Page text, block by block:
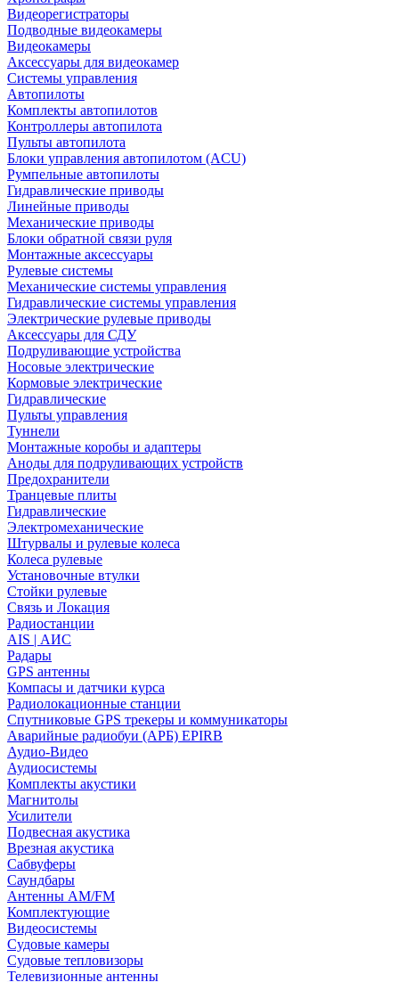
Видеорегистраторы
Подводные видеокамеры
Видеокамеры
Аксессуары для видеокамер
Системы управления
Автопилоты
Комплекты автопилотов
Контроллеры автопилота
Пульты автопилота
Блоки управления автопилотом (ACU)
Румпельные автопилоты
Гидравлические приводы
Линейные приводы
Механические приводы
Блоки обратной связи руля
Монтажные аксессуары
Рулевые системы
Механические системы управления
Гидравлические системы управления
Электрические рулевые приводы
Аксессуары для СДУ
Подруливающие устройства
Носовые электрические
Кормовые электрические
Гидравлические
Пульты управления
Туннели
Монтажные коробы и адаптеры
Аноды для подруливающих устройств
Предохранители
Транцевые плиты
Гидравлические
Электромеханические
Штурвалы и рулевые колеса
Колеса рулевые
Установочные втулки
Стойки рулевые
Связь и Локация
Радиостанции
AIS | АИС
Радары
GPS антенны
Компасы и датчики курса
Радиолокационные станции
Спутниковые GPS трекеры и коммуникаторы
Аварийные радиобуи (АРБ) EPIRB
Аудио-Видео
Аудиосистемы
Комплекты акустики
Магнитолы
Усилители
Подвесная акустика
Врезная акустика
Сабвуферы
Саундбары
Антенны AM/FM
Комплектующие
Видеосистемы
Судовые камеры
Cудовые тепловизоры
Телевизионные антенны